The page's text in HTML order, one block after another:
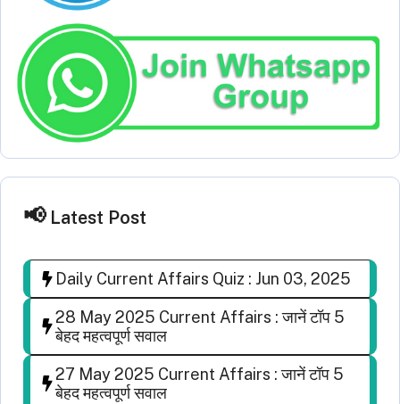
Latest Post
Daily Current Affairs Quiz : Jun 03, 2025
28 May 2025 Current Affairs : जानें टॉप 5
बेहद महत्वपूर्ण सवाल
27 May 2025 Current Affairs : जानें टॉप 5
बेहद महत्वपूर्ण सवाल